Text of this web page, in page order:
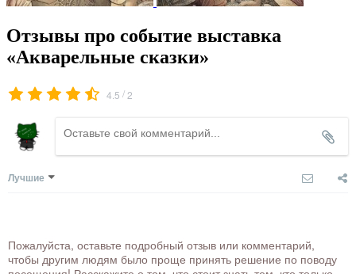
Отзывы про событие выставка
«Акварельные сказки»
4.5 /2
Лучшие
Пожалуйста, оставьте подробный отзыв или комментарий,
чтобы другим людям было проще принять решение по поводу